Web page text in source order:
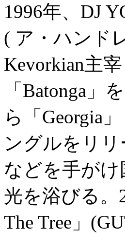
1996年、DJ
( ア・ハンド
Kevorkian主
「Batonga
ら「Georgia
ングルをリ
などを手が
光を浴びる。
The Tree」